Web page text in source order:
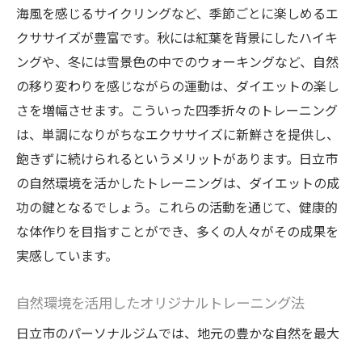
海風を感じるサイクリングなど、季節ごとに楽しめるエ
クササイズが豊富です。秋には紅葉を背景にしたハイキ
ングや、冬には雪景色の中でのウォーキングなど、自然
の移り変わりを感じながらの運動は、ダイエットの楽し
さを増幅させます。こういった四季折々のトレーニング
は、単調になりがちなエクササイズに新鮮さを提供し、
飽きずに続けられるというメリットがあります。日立市
の自然環境を活かしたトレーニングは、ダイエットの成
功の鍵となるでしょう。これらの活動を通じて、健康的
な体作りを目指すことができ、多くの人々がその成果を
実感しています。
自然環境を活用したオリジナルトレーニング法
日立市のパーソナルジムでは、地元の豊かな自然を最大